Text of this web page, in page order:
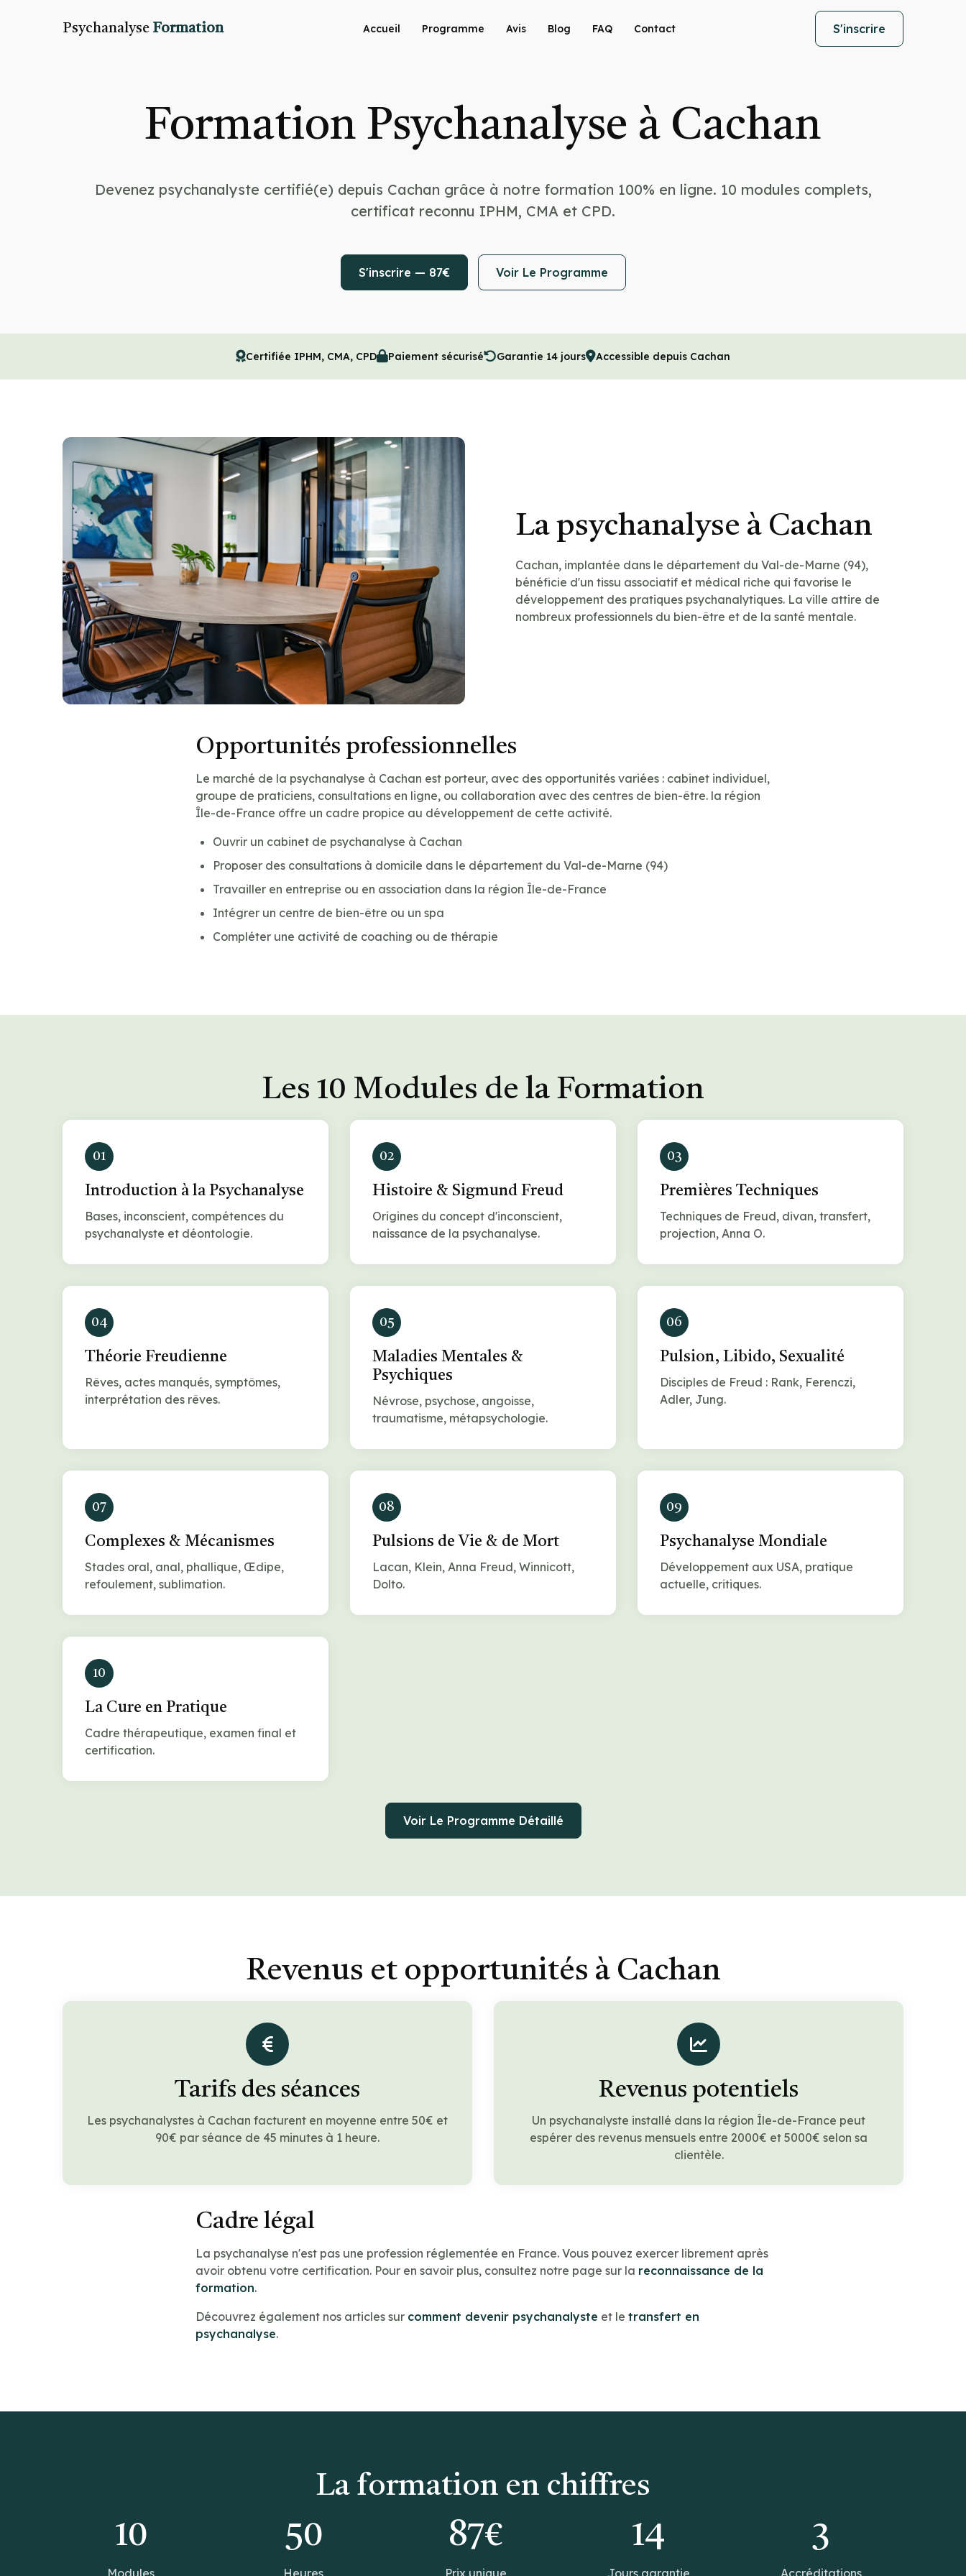
Psychanalyse Formation Accueil Programme Avis Blog FAQ Contact S'inscrire
Formation Psychanalyse à Cachan
Devenez psychanalyste certifié(e) depuis Cachan grâce à notre formation 100% en ligne. 10 modules complets,
certificat reconnu IPHM, CMA et CPD.
S'inscrire — 87€ Voir Le Programme
Certifiée IPHM, CMA, CPD Paiement sécurisé Garantie 14 jours Accessible depuis Cachan
La psychanalyse à Cachan
Cachan, implantée dans le département du Val-de-Marne (94),
bénéficie d'un tissu associatif et médical riche qui favorise le
développement des pratiques psychanalytiques. La ville attire de
nombreux professionnels du bien-être et de la santé mentale.
Opportunités professionnelles
Le marché de la psychanalyse à Cachan est porteur, avec des opportunités variées : cabinet individuel,
groupe de praticiens, consultations en ligne, ou collaboration avec des centres de bien-être. la région
Île-de-France offre un cadre propice au développement de cette activité.
Ouvrir un cabinet de psychanalyse à Cachan
Proposer des consultations à domicile dans le département du Val-de-Marne (94)
Travailler en entreprise ou en association dans la région Île-de-France
Intégrer un centre de bien-être ou un spa
Compléter une activité de coaching ou de thérapie
Les 10 Modules de la Formation
01
Introduction à la Psychanalyse
Bases, inconscient, compétences du
psychanalyste et déontologie.
02
Histoire & Sigmund Freud
Origines du concept d'inconscient,
naissance de la psychanalyse.
03
Premières Techniques
Techniques de Freud, divan, transfert,
projection, Anna O.
04
Théorie Freudienne
Rêves, actes manqués, symptômes,
interprétation des rêves.
05
Maladies Mentales &
Psychiques
Névrose, psychose, angoisse,
traumatisme, métapsychologie.
06
Pulsion, Libido, Sexualité
Disciples de Freud : Rank, Ferenczi,
Adler, Jung.
07
Complexes & Mécanismes
Stades oral, anal, phallique, Œdipe,
refoulement, sublimation.
08
Pulsions de Vie & de Mort
Lacan, Klein, Anna Freud, Winnicott,
Dolto.
09
Psychanalyse Mondiale
Développement aux USA, pratique
actuelle, critiques.
10
La Cure en Pratique
Cadre thérapeutique, examen final et
certification.
Voir Le Programme Détaillé
Revenus et opportunités à Cachan
Tarifs des séances
Les psychanalystes à Cachan facturent en moyenne entre 50€ et
90€ par séance de 45 minutes à 1 heure.
Revenus potentiels
Un psychanalyste installé dans la région Île-de-France peut
espérer des revenus mensuels entre 2000€ et 5000€ selon sa
clientèle.
Cadre légal
La psychanalyse n'est pas une profession réglementée en France. Vous pouvez exercer librement après
avoir obtenu votre certification. Pour en savoir plus, consultez notre page sur la reconnaissance de la
formation.
Découvrez également nos articles sur comment devenir psychanalyste et le transfert en
psychanalyse.
La formation en chiffres
10 50 87€ 14 3